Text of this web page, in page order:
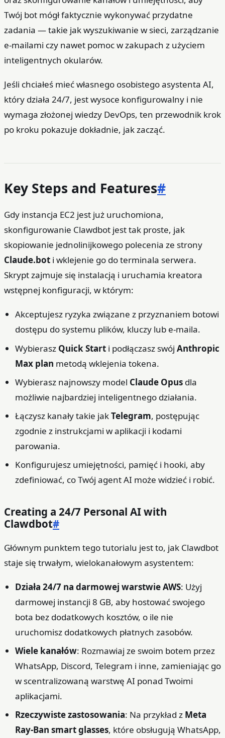
Twój bot mógł faktycznie wykonywać przydatne
zadania — takie jak wyszukiwanie w sieci, zarządzanie
e‑mailami czy nawet pomoc w zakupach z użyciem
inteligentnych okularów.
Jeśli chciałeś mieć własnego osobistego asystenta AI,
który działa 24/7, jest wysoce konfigurowalny i nie
wymaga złożonej wiedzy DevOps, ten przewodnik krok
po kroku pokazuje dokładnie, jak zacząć.
Key Steps and Features#
Gdy instancja EC2 jest już uruchomiona,
skonfigurowanie Clawdbot jest tak proste, jak
skopiowanie jednolinijkowego polecenia ze strony
Claude.bot i wklejenie go do terminala serwera.
Skrypt zajmuje się instalacją i uruchamia kreatora
wstępnej konfiguracji, w którym:
Akceptujesz ryzyka związane z przyznaniem botowi
dostępu do systemu plików, kluczy lub e‑maila.
Wybierasz Quick Starti podłączasz swój Anthropic
Max plan metodą wklejenia tokena.
Wybierasz najnowszy model Claude Opusdla
możliwie najbardziej inteligentnego działania.
Łączysz kanały takie jakTelegram, postępując
zgodnie z instrukcjami w aplikacji i kodami
parowania.
Konfigurujesz umiejętności, pamięć i hooki, aby
zdefiniować, co Twój agent AI może widzieć i robić.
Creating a 24/7 Personal AI with
Clawdbot#
Głównym punktem tego tutorialu jest to, jak Clawdbot
staje się trwałym, wielokanałowym asystentem:
Działa 24/7 na darmowej warstwie AWS: Użyj
darmowej instancji 8 GB, aby hostować swojego
bota bez dodatkowych kosztów, o ile nie
uruchomisz dodatkowych płatnych zasobów.
Wiele kanałów: Rozmawiaj ze swoim botem przez
WhatsApp, Discord, Telegram i inne, zamieniając go
w scentralizowaną warstwę AI ponad Twoimi
aplikacjami.
Rzeczywiste zastosowania: Na przykład z Meta
Ray‑Ban smart glasses, które obsługują WhatsApp,